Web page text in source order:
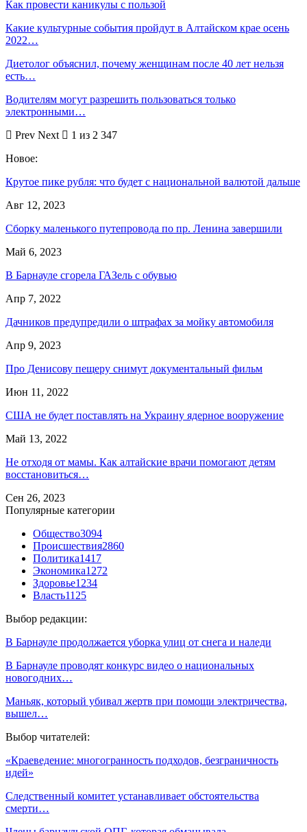
Как провести каникулы с пользой
Какие культурные события пройдут в Алтайском крае осень
2022…
Диетолог объяснил, почему женщинам после 40 лет нельзя
есть…
Водителям могут разрешить пользоваться только
электронными…
Prev Next
1 из 2 347
Новое:
Крутое пике рубля: что будет с национальной валютой дальше
Авг 12, 2023
Сборку маленького путепровода по пр. Ленина завершили
Май 6, 2023
В Барнауле сгорела ГАЗель с обувью
Апр 7, 2022
Дачников предупредили о штрафах за мойку автомобиля
Апр 9, 2023
Про Денисову пещеру снимут документальный фильм
Июн 11, 2022
США не будет поставлять на Украину ядерное вооружение
Май 13, 2022
Не отходя от мамы. Как алтайские врачи помогают детям
восстановиться…
Сен 26, 2023
Популярные категории
Общество3094
Происшествия2860
Политика1417
Экономика1272
Здоровье1234
Власть1125
Выбор редакции:
В Барнауле продолжается уборка улиц от снега и наледи
В Барнауле проводят конкурс видео о национальных
новогодних…
Маньяк, который убивал жертв при помощи электричества,
вышел…
Выбор читателей:
«Краеведение: многогранность подходов, безграничность
идей»
Следственный комитет устанавливает обстоятельства
смерти…